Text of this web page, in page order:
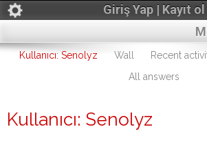
Giriş Yap | Kayıt ol
Kullanıcı: Senolyz Wall Recent
All answers
Kullanıcı: Senolyz